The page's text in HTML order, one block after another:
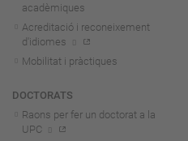
acadèmiques
Acreditació i reconeixement
d'idiomes
Mobilitat i pràctiques
DOCTORATS
Raons per fer un doctorat a la
UPC